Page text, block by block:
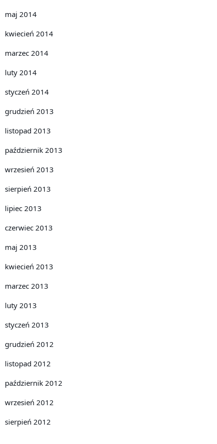
maj 2014
kwiecień 2014
marzec 2014
luty 2014
styczeń 2014
grudzień 2013
listopad 2013
październik 2013
wrzesień 2013
sierpień 2013
lipiec 2013
czerwiec 2013
maj 2013
kwiecień 2013
marzec 2013
luty 2013
styczeń 2013
grudzień 2012
listopad 2012
październik 2012
wrzesień 2012
sierpień 2012